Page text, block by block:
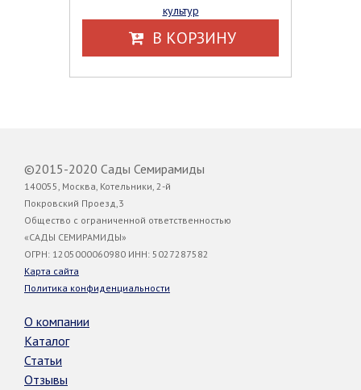
культур
В КОРЗИНУ
©2015-2020 Сады Семирамиды
140055, Москва, Котельники, 2-й
Покровский Проезд,3
Общество с ограниченной ответственностью
«САДЫ СЕМИРАМИДЫ»
ОГРН: 1205000060980 ИНН: 5027287582
Карта сайта
Политика конфиденциальности
О компании
Каталог
Статьи
Отзывы